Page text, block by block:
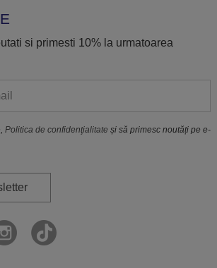
si primesti 10% la urmatoarea
,Politica de confidenţialitate și să primesc noutăți pe e-